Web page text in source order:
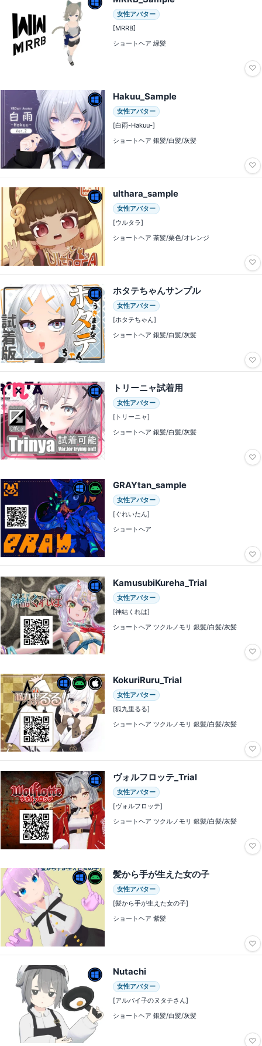
女性アバター
[MRRB]
ショートヘア 緑髪
♡
Hakuu_Sample
女性アバター
[白雨-Hakuu-]
ショートヘア 銀髪/白髪/灰髪
♡
ulthara_sample
女性アバター
[ウルタラ]
ショートヘア 茶髪/栗色/オレンジ
♡
ホタテちゃんサンプル
女性アバター
[ホタテちゃん]
ショートヘア 銀髪/白髪/灰髪
♡
トリーニャ試着用
女性アバター
[トリーニャ]
ショートヘア 銀髪/白髪/灰髪
♡
GRAYtan_sample
女性アバター
[ぐれいたん]
ショートヘア
♡
KamusubiKureha_Trial
女性アバター
[神結くれは]
ショートヘア ツクルノモリ 銀髪/白髪/灰髪
♡
KokuriRuru_Trial
女性アバター
[狐九里るる]
ショートヘア ツクルノモリ 銀髪/白髪/灰髪
♡
ヴォルフロッテ_Trial
女性アバター
[ヴォルフロッテ]
ショートヘア ツクルノモリ 銀髪/白髪/灰髪
♡
髪から手が生えた女の子
女性アバター
[髪から手が生えた女の子]
ショートヘア 紫髪
♡
Nutachi
女性アバター
[アルバイ子のヌタチさん]
ショートヘア 銀髪/白髪/灰髪
♡